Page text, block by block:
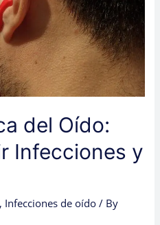
del Oído:
Infecciones y
, Infecciones de oído / By